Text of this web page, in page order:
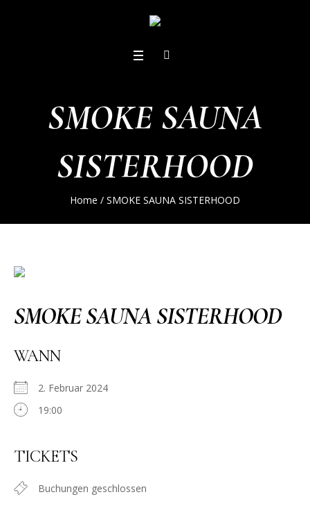
SMOKE SAUNA
SISTERHOOD
Home / SMOKE SAUNA SISTERHOOD
SMOKE SAUNA SISTERHOOD
WANN
2. Februar 2024
19:00
TICKETS
Buchungen geschlossen